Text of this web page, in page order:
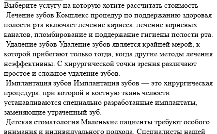
Выберите услугу на которую хотите рассчитать стоимость
Лечение зубов Комплекс процедур по поддержанию здоровья
полости рта включает лечение кариеса, лечение корневых
каналов, пломбирование и поддержание гигиены полости рта.
Удаление зубов Удаление зубов является крайней мерой, к
которой прибегают только тогда, когда другие методы лечения
неэффективны. С хирургической точки зрения различают
простое и сложное удаление зубов.
Имплантация зубов Имплантация зубов — это хирургическая
процедура, при которой в костную ткань челюсти
устанавливаются специально разработанные имплантаты,
заменяющие утраченный зуб.
Детская стоматология Маленькие пациенты требуют особого
внимания и индивидуального подхода. Специалисты нашей